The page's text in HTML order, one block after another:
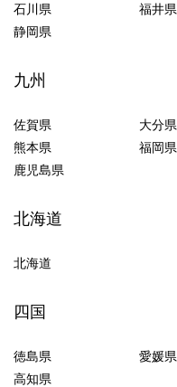
石川県
福井県
静岡県
九州
佐賀県 大分県
熊本県
福岡県
鹿児島県
北海道
北海道
四国
徳島県 愛媛県
高知県